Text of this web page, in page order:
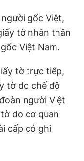
gốc Việt,
tờ nhân thân
Việt Nam.
tờ trực tiếp,
tờ do chế độ
người Việt
do cơ quan
cấp có ghi